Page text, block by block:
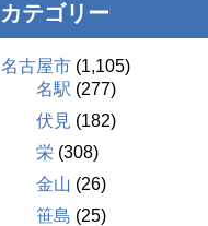
カテゴリー
名古屋市(1,105)
名駅 (277)
伏見 (182)
栄 (308)
金山 (26)
笹島 (25)